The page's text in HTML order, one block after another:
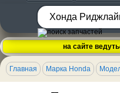
на сайте
Главная Марка Honda